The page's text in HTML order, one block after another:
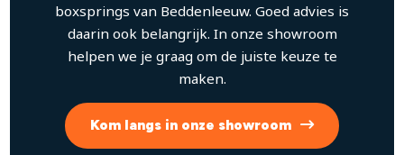
boxsprings van Beddenleeuw. Goed advies is
daarin ook belangrijk. In onze showroom
helpen we je graag om de juiste keuze te
maken.
Kom langs in onze showroom